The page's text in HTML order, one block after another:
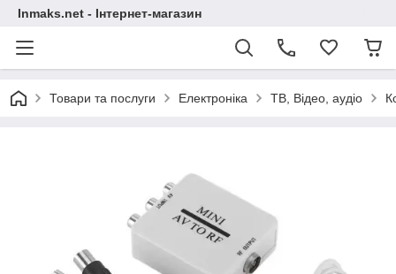
Inmaks.net - Інтернет-магазин
Товари та послуги Електроніка ТВ, Відео, аудіо